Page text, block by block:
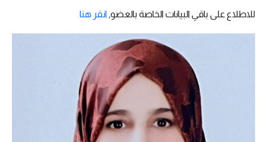
للاطلاع على باقي البيانات الخاصة بالعضو, انقر هنا